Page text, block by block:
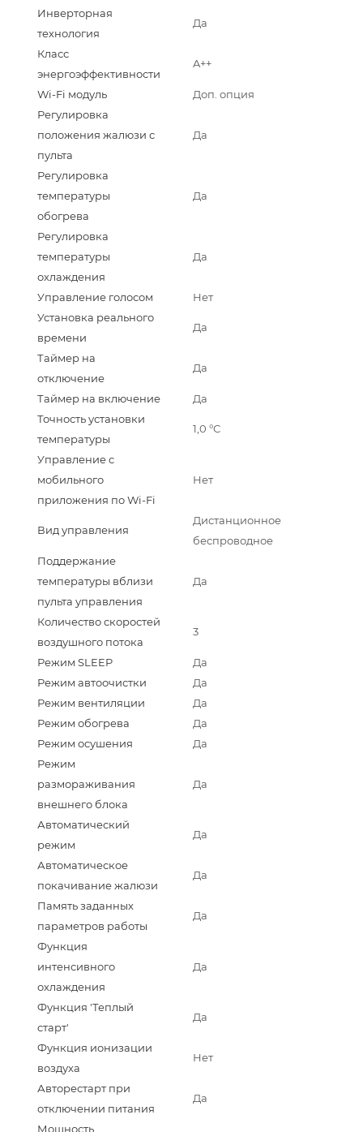
Инверторная
технология
Да
Класс
энергоэффективности
A++
Wi-Fi модуль
Доп. опция
Регулировка
положения жалюзи с
пульта
Да
Регулировка
температуры
обогрева
Да
Регулировка
температуры
охлаждения
Да
Управление голосом
Нет
Установка реального
времени
Да
Таймер на
отключение
Да
Таймер на включение
Да
Точность установки
температуры
1,0 °С
Управление c
мобильного
приложения по Wi-Fi
Нет
Вид управления
Дистанционное
беспроводное
Поддержание
температуры вблизи
пульта управления
Да
Количество скоростей
воздушного потока
3
Режим SLEEP
Да
Режим автоочистки
Да
Режим вентиляции
Да
Режим обогрева
Да
Режим осушения
Да
Режим
размораживания
внешнего блока
Да
Автоматический
режим
Да
Автоматическое
покачивание жалюзи
Да
Память заданных
параметров работы
Да
Функция
интенсивного
охлаждения
Да
Функция 'Теплый
старт'
Да
Функция ионизации
воздуха
Нет
Авторестарт при
отключении питания
Да
Мощность